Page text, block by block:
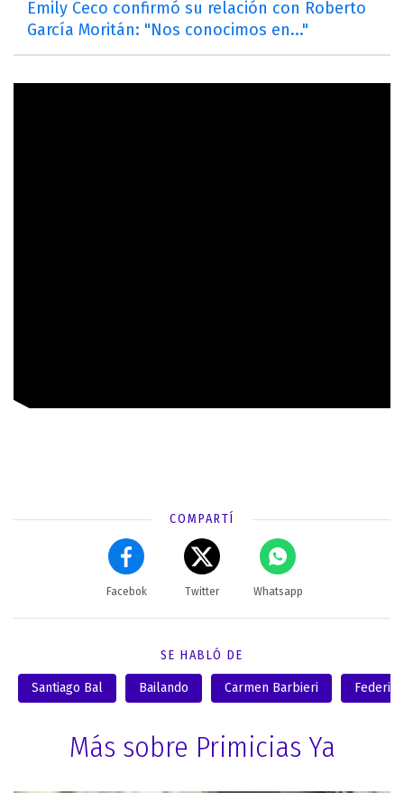
Emily Ceco confirmó su relación con Roberto
García Moritán: "Nos conocimos en..."
COMPARTÍ
Facebok Twitter Whatsapp
SE HABLÓ DE
Santiago Bal Bailando Carmen Barbieri
Más sobre Primicias Ya